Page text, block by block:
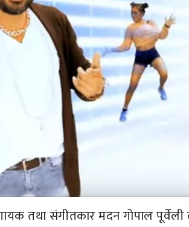
तथा संगीतकार मदन गोपाल